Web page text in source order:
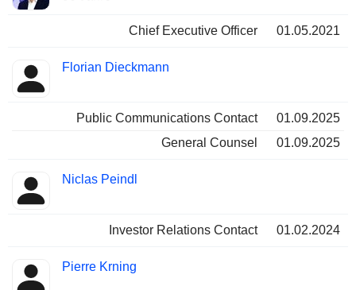
Chief Executive Officer 01.05.2021
Florian Dieckmann
Public Communications Contact
01.09.2025
General Counsel
01.09.2025
Niclas Peindl
Investor Relations Contact 01.02.2024
Pierre Krning